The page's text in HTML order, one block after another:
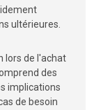
ultérieures.
lors de l'achat
des
implications
de besoin